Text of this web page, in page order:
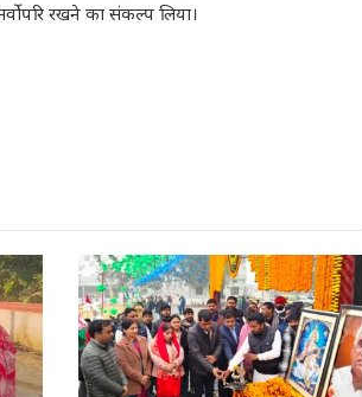
रखने का संकल्प लिया।